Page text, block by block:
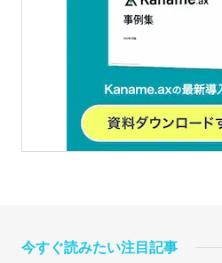
今すぐ読みたい注目記事